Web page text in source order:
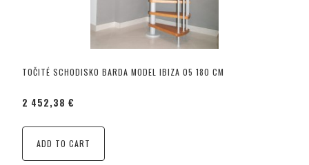
TOČITÉ SCHODISKO BARDA MODEL IBIZA 05 180 CM
2 452,38 €
ADD TO CART